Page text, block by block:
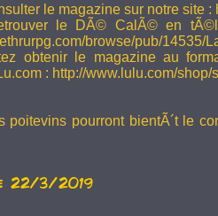
le magazine sur notre site
le DÃ© CalÃ© en
browse/pub/14535/
obtenir le magazine au
: http://www.lulu.com/
poitevins pourront bientÃ´t le
22/3/2019